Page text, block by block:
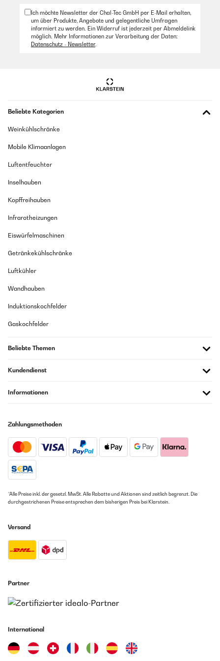
sportiva.
Amazon Benutzer – Bewertung durch Chal-Tec GmbH nicht
eigenständig überprüft
Ich möchte Newsletter der Chal-Tec GmbH per E-Mail erhalten,
um über Produkte, Angebote und gelegentliche Umfragen
informiert zu werden. Ein Widerruf ist jederzeit per Abmeldelink
möglich. Mehr Informationen zur Verarbeitung der Daten:
Datenschutz - Newsletter.
Beliebte Kategorien
Weinkühlschränke
Mobile Klimaanlagen
Luftentfeuchter
Inselhauben
Kopffreihauben
Infrarotheizungen
Eiswürfelmaschinen
Getränkekühlschränke
Luftkühler
Wandhauben
Induktionskochfelder
Gaskochfelder
Beliebte Themen
Kundendienst
Informationen
Zahlungsmethoden
*Alle Preise inkl. der gesetzl. MwSt. Alle Rabatte und Aktionen sind zeitlich begrenzt. Die
durchgestrichenen Preise entsprechen dem bisherigen Preis bei Klarstein.
Versand
Partner
International